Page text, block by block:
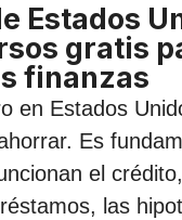
Estados
gratis
finanzas
en Estados
Es
el
las